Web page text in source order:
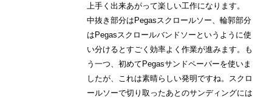
上手く出来あがって楽しい工作になります。
中抜き部分はPegasスクロールソー、輪郭部分
はPegasスクロールバンドソーというように使
い分けるとすごく効率よく作業が進みます。も
う一つ、初めてPegasサンドペーパーを使いま
したが、これは素晴らしい発明ですね。スクロ
ールソーで切り取ったあとのサンディングには